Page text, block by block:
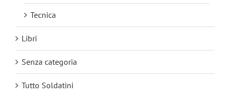
Tecnica
Libri
Senza categoria
Tutto Soldatini